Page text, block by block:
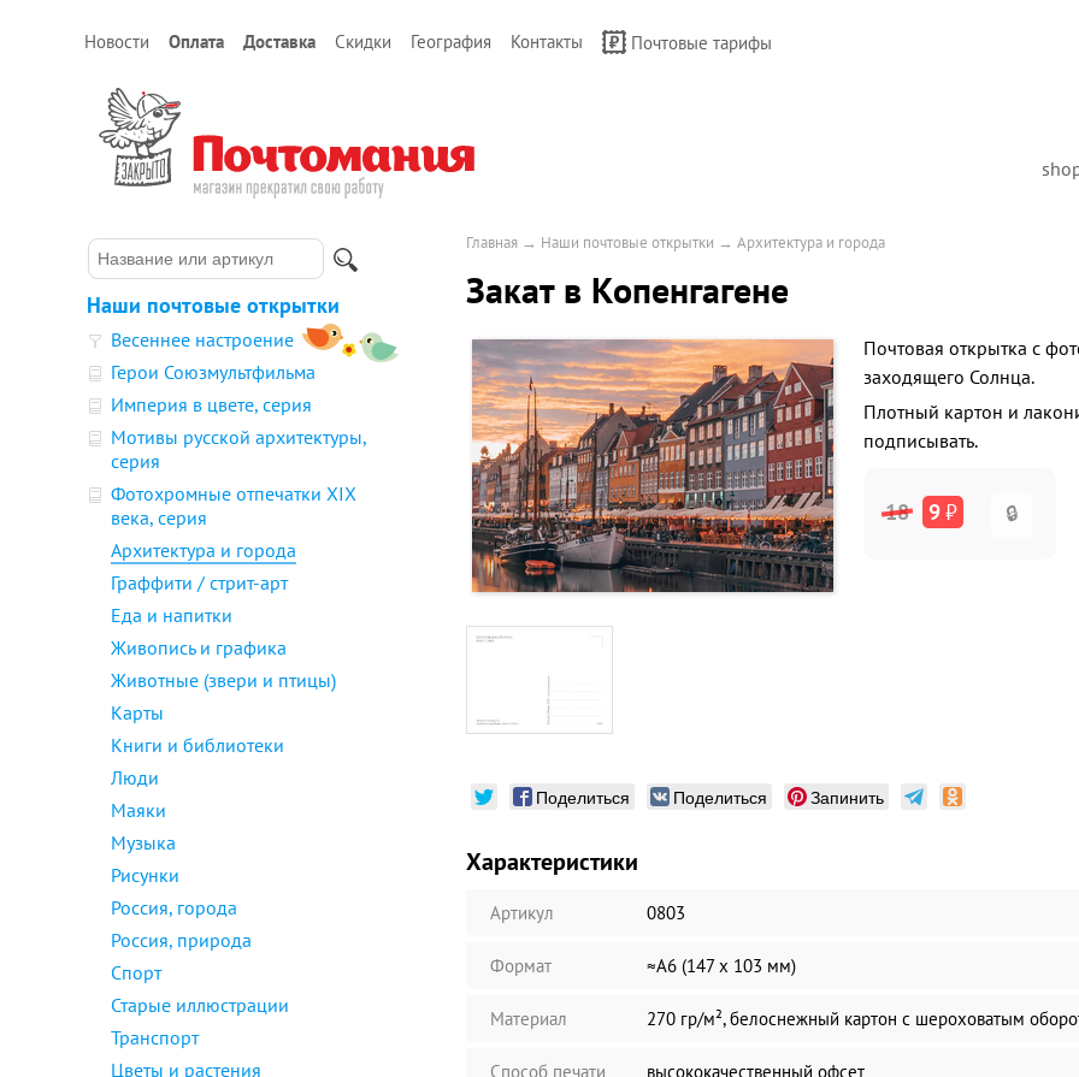
Новости Оплата Доставка Скидки География Контакты Почтовые тарифы
Наши почтовые открытки
Весеннее настроение
Герои Союзмультфильма
Империя в цвете, серия
Мотивы русской архитектуры,
серия
Фотохромные отпечатки XIX
века, серия
Архитектура и города
Граффити / стрит-арт
Еда и напитки
Живопись и графика
Животные (звери и птицы)
Карты
Книги и библиотеки
Люди
Маяки
Музыка
Рисунки
Россия, города
Россия, природа
Спорт
Старые иллюстрации
Транспорт
Цветы и растения
Главная → Наши почтовые открытки → Архитектура и города
Закат в Копенгагене
Почтовая открытка с
заходящего Солнца.
Плотный картон и
подписывать.
18 9₽ 🔒
Поделиться Поделиться Запинить
Характеристики
Артикул 0803
Формат ≈А6 (147 х 103 мм)
Материал 270 гр/м², белоснежный картон с шероховатым
Способ печати высококачественный офсет